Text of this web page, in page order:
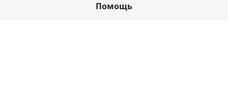
Помощь